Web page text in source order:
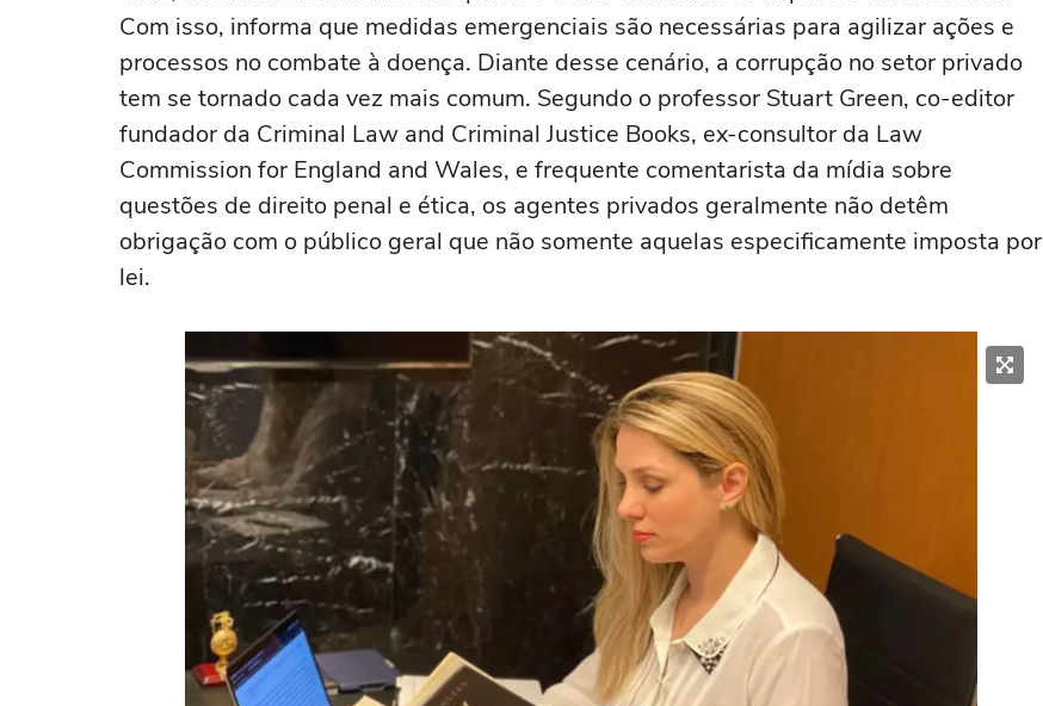
Com isso, informa que medidas emergenciais são necessárias para agilizar ações e
processos no combate à doença. Diante desse cenário, a corrupção no setor privado
tem se tornado cada vez mais comum. Segundo o professor Stuart Green, co-editor
fundador da Criminal Law and Criminal Justice Books, ex-consultor da Law
Commission for England and Wales, e frequente comentarista da mídia sobre
questões de direito penal e ética, os agentes privados geralmente não detêm
obrigação com o público geral que não somente aquelas especificamente imposta por
lei.